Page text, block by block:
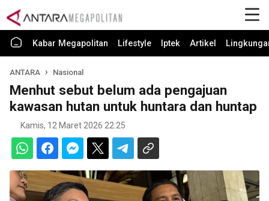
Kabar Megapolitan Lifestyle Iptek Artikel
ANTARA Nasional
Menhut sebut belum ada pengajuan
kawasan hutan untuk huntara dan huntap
Kamis, 12 Maret 2026 22:25